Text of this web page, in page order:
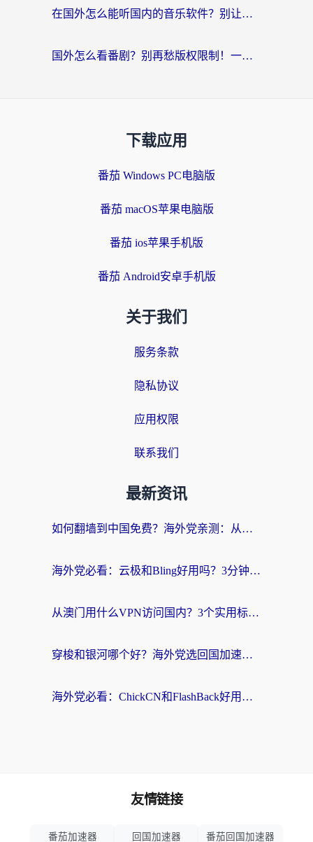
在国外怎么能听国内的音乐软件？别让版权限制断了你的“中文歌单”
国外怎么看番剧？别再愁版权限制！一个工具解决所有回国追剧难题
下载应用
番茄 Windows PC电脑版
番茄 macOS苹果电脑版
番茄 ios苹果手机版
番茄 Android安卓手机版
关于我们
服务条款
隐私协议
应用权限
联系我们
最新资讯
如何翻墙到中国免费？海外党亲测：从踩坑到选对加速器的全攻略
海外党必看：云极和Bling好用吗？3分钟教你选对回国加速器
从澳门用什么VPN访问国内？3个实用标准帮你避开坑，无缝刷剧听歌
穿梭和银河哪个好？海外党选回国加速器的避坑指南，附番茄加速器实测体验
海外党必看：ChickCN和FlashBack好用吗？3招教你选对回国加速器（附云极、HomeCN、斧牛vs艾果对比）
友情链接
番茄加速器 回国加速器 番茄回国加速器